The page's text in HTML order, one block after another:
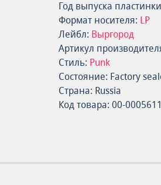
Год выпуска
Формат носителя: LP
Лейбл: Выргород
Артикул
Стиль: Punk
Состояние: Factory
Страна: Russia
Код товара: 00-